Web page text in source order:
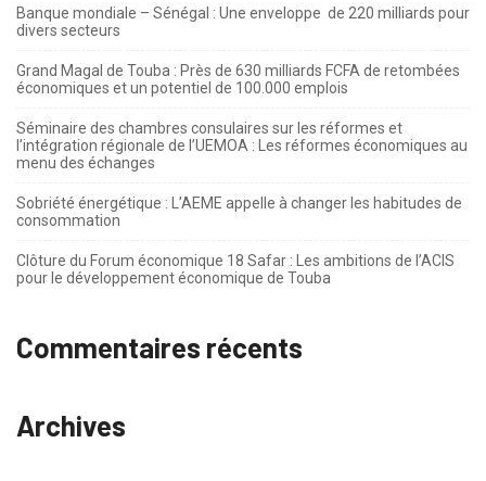
Banque mondiale – Sénégal : Une enveloppe de 220 milliards pour
divers secteurs
Grand Magal de Touba : Près de 630 milliards FCFA de retombées
économiques et un potentiel de 100.000 emplois
Séminaire des chambres consulaires sur les réformes et
l’intégration régionale de l’UEMOA : Les réformes économiques au
menu des échanges
Sobriété énergétique : L’AEME appelle à changer les habitudes de
consommation
Clôture du Forum économique 18 Safar : Les ambitions de l’ACIS
pour le développement économique de Touba
Commentaires récents
Archives